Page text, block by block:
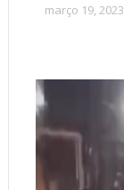
março 19, 2023